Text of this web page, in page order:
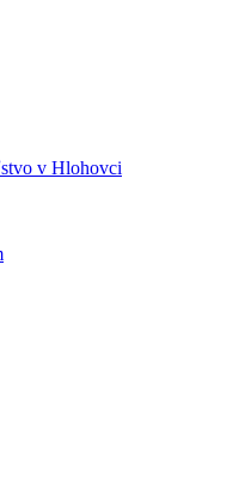
v Hlohovci